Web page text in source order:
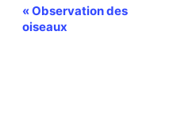
Navigation
Évènement
«Observation des
oiseaux